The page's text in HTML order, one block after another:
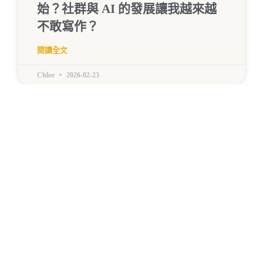
始？社群與 AI 的發展讓我越來越
不敢寫作？
閱讀全文
Chloe 2026-02-23